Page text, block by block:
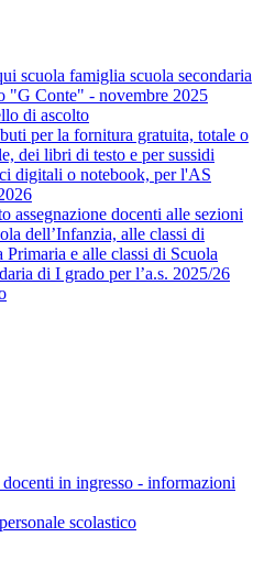
scuola famiglia scuola secondaria
"G Conte" - novembre 2025
di ascolto
per la fornitura gratuita, totale o
dei libri di testo e per sussidi
digitali o notebook, per l'AS
assegnazione docenti alle sezioni
dell’Infanzia, alle classi di
Primaria e alle classi di Scuola
di I grado per l’a.s. 2025/26
in ingresso - informazioni
scolastico